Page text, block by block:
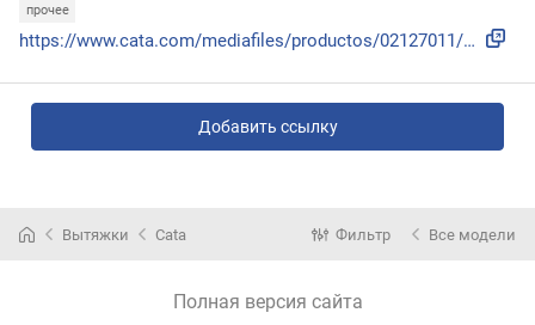
прочее
https://www.cata.com/mediafiles/productos/02127011/00000017...
Добавить ссылку
Вытяжки Cata Фильтр Все модели
Полная версия сайта